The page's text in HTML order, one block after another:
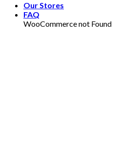
Our Stores
FAQ
WooCommerce not Found